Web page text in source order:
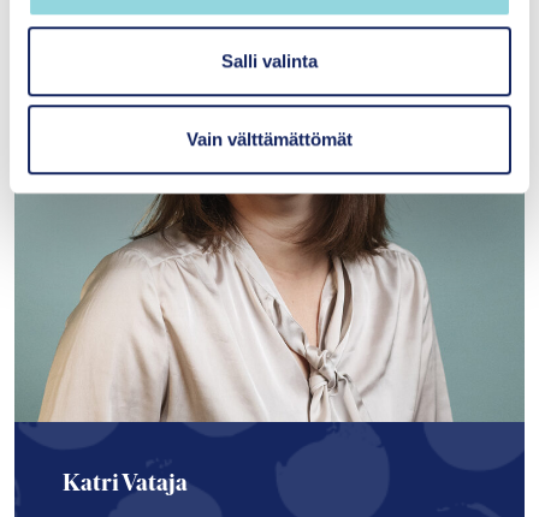
Salli valinta
Vain välttämättömät
Katri Vataja